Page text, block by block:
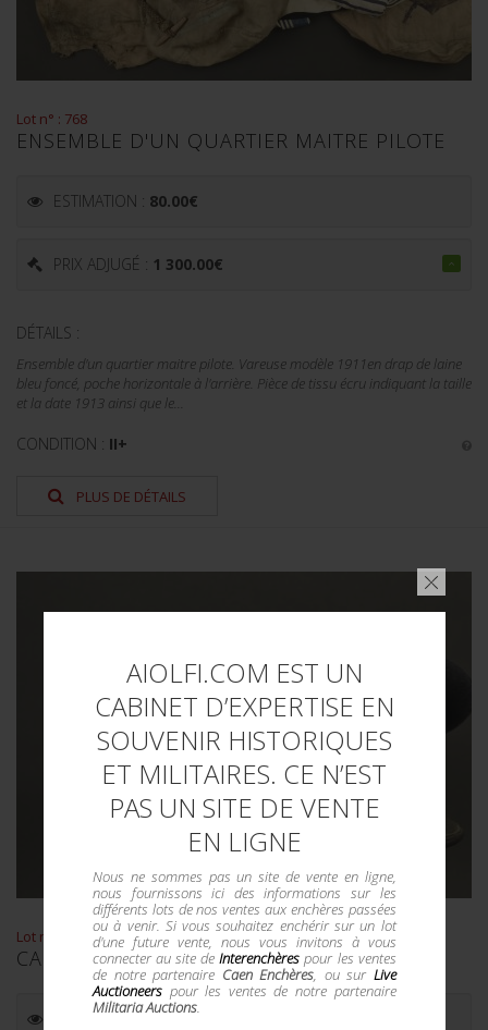
AIOLFI.COM EST UN
CABINET D’EXPERTISE EN
SOUVENIR HISTORIQUES
ET MILITAIRES. CE N’EST
PAS UN SITE DE VENTE
EN LIGNE
Nous ne sommes pas un site de vente en ligne,
nous fournissons ici des informations sur les
différents lots de nos ventes aux enchères passées
ou à venir. Si vous souhaitez enchérir sur un lot
d'une future vente, nous vous invitons à vous
connecter au site deInterenchères pour les ventes
de notre partenaire Caen Enchères, ou sur Live
Auctioneerspour les ventes de notre partenaire
Militaria Auctions.
Lot n° : 768
ENSEMBLE D'UN QUARTIER MAITRE PILOTE
ESTIMATION : 80.00€
PRIX ADJUGÉ : 1 300.00€
DÉTAILS :
Ensemble d'un quartier maitre pilote. Vareuse modèle 1911en drap de laine
bleu foncé, poche horizontale à l'arrière. Pièce de tissu écru indiquant la taille
et la date 1913 ainsi que le...
CONDITION : II+
PLUS DE DÉTAILS
Lot n° : 769
CASQUETTE DE COMMANDANT DE MARINE
ESTIMATION :30.00€